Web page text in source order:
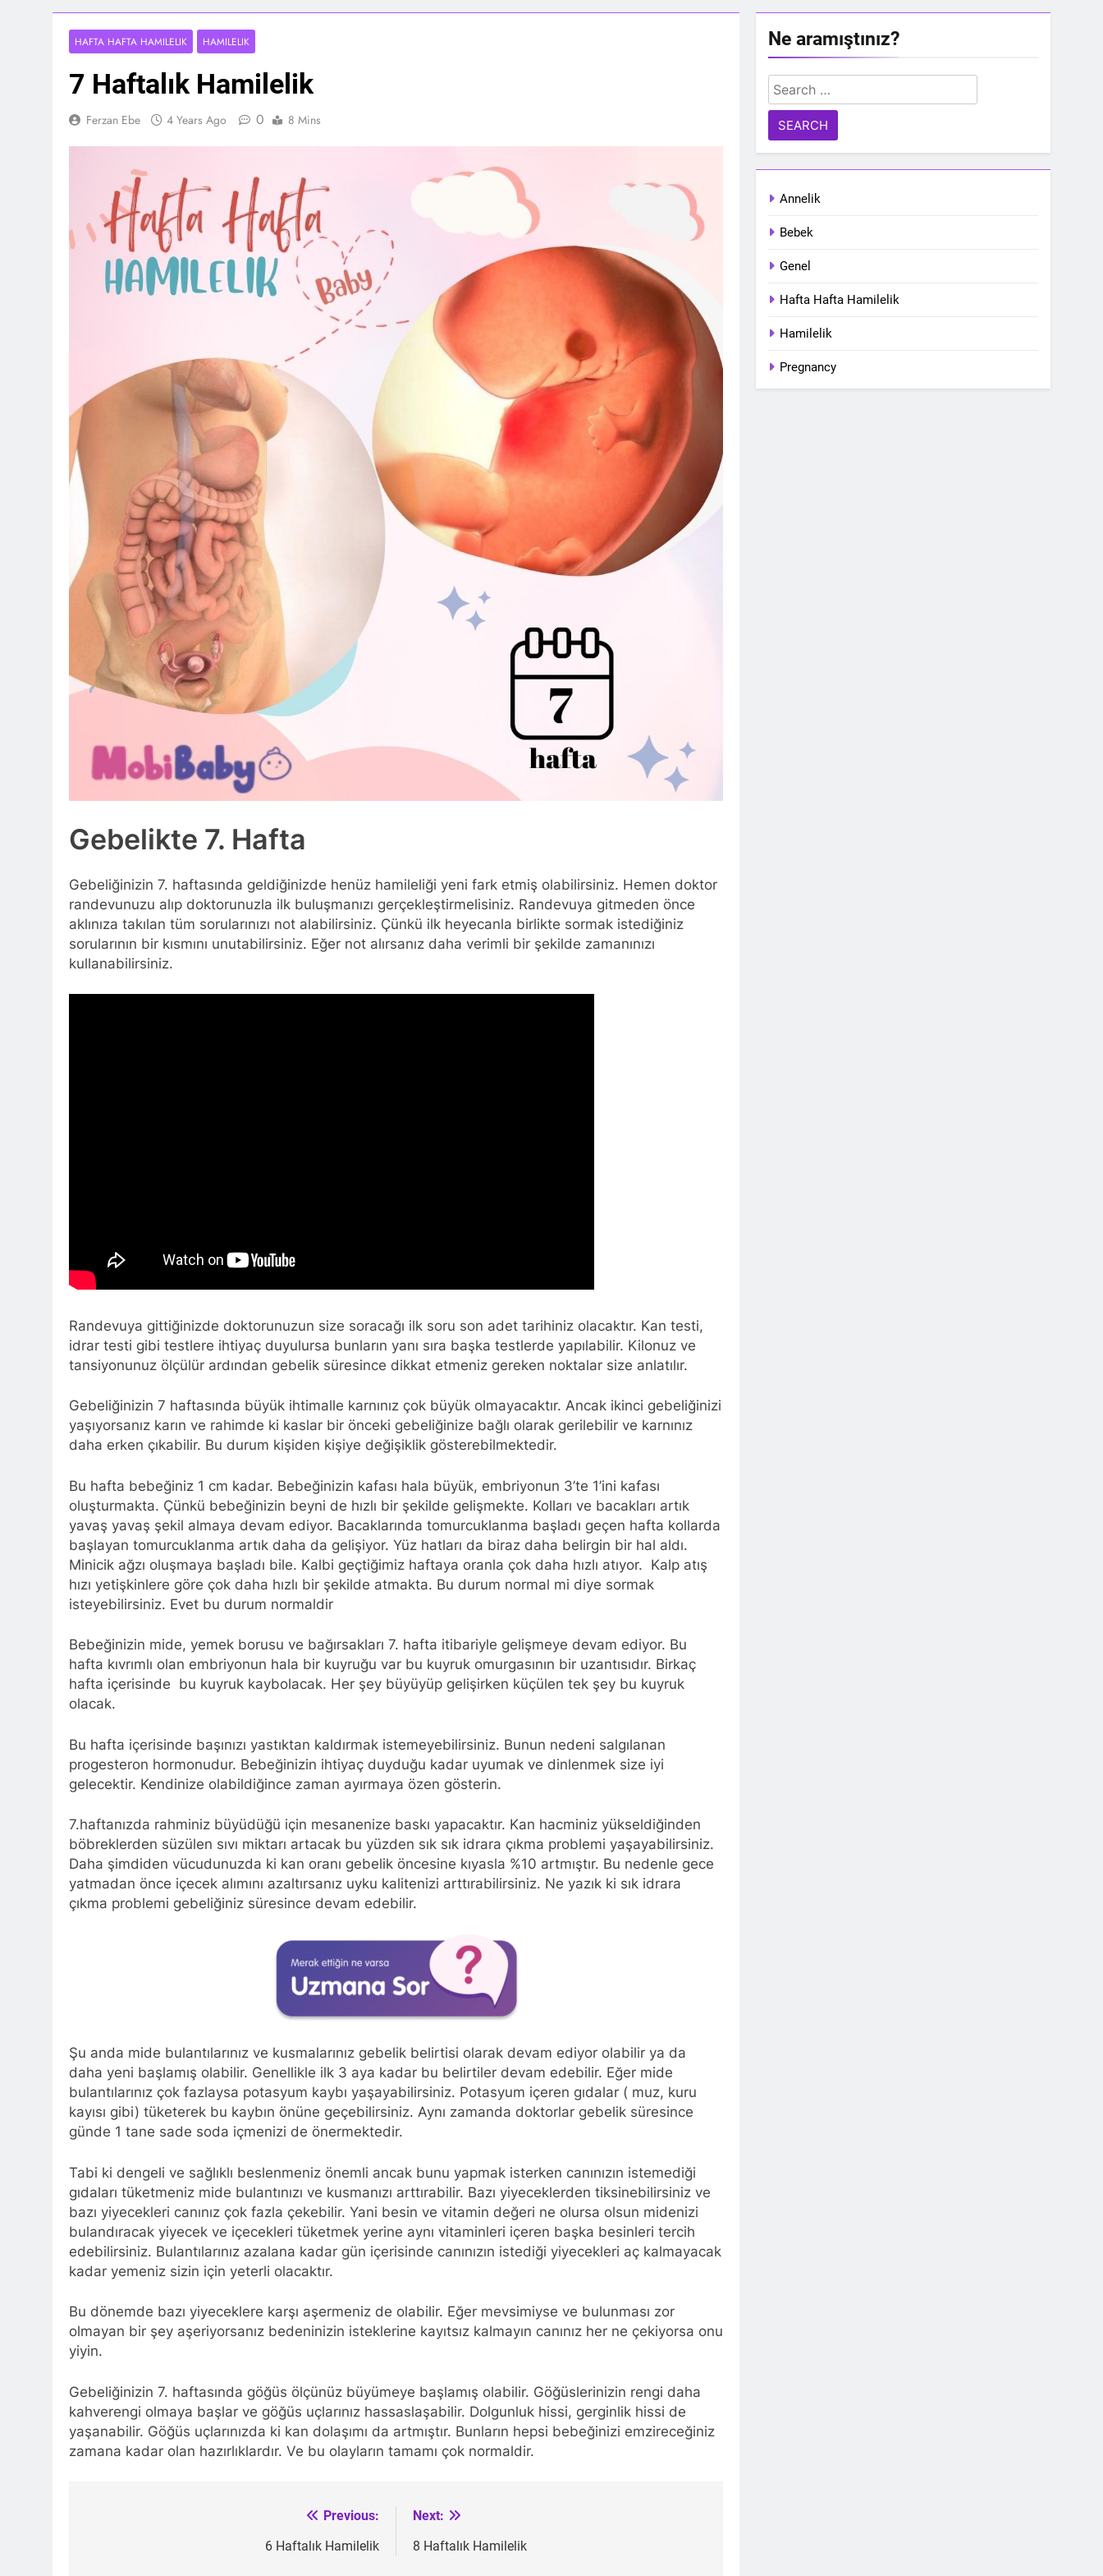
HAFTA HAFTA HAMILELIK HAMILELIK
7 Haftalık Hamilelik
Ferzan Ebe 4 Years Ago 0 8 Mins
Gebelikte 7. Hafta
Gebeliğinizin 7. haftasında geldiğinizde henüz hamileliği yeni fark etmiş olabilirsiniz. Hemen doktor
randevunuzu alıp doktorunuzla ilk buluşmanızı gerçekleştirmelisiniz. Randevuya gitmeden önce
aklınıza takılan tüm sorularınızı not alabilirsiniz. Çünkü ilk heyecanla birlikte sormak istediğiniz
sorularının bir kısmını unutabilirsiniz. Eğer not alırsanız daha verimli bir şekilde zamanınızı
kullanabilirsiniz.
Randevuya gittiğinizde doktorunuzun size soracağı ilk soru son adet tarihiniz olacaktır. Kan testi,
idrar testi gibi testlere ihtiyaç duyulursa bunların yanı sıra başka testlerde yapılabilir. Kilonuz ve
tansiyonunuz ölçülür ardından gebelik süresince dikkat etmeniz gereken noktalar size anlatılır.
Gebeliğinizin 7 haftasında büyük ihtimalle karnınız çok büyük olmayacaktır. Ancak ikinci gebeliğinizi
yaşıyorsanız karın ve rahimde ki kaslar bir önceki gebeliğinize bağlı olarak gerilebilir ve karnınız
daha erken çıkabilir. Bu durum kişiden kişiye değişiklik gösterebilmektedir.
Bu hafta bebeğiniz 1 cm kadar. Bebeğinizin kafası hala büyük, embriyonun 3’te 1’ini kafası
oluşturmakta. Çünkü bebeğinizin beyni de hızlı bir şekilde gelişmekte. Kolları ve bacakları artık
yavaş yavaş şekil almaya devam ediyor. Bacaklarında tomurcuklanma başladı geçen hafta kollarda
başlayan tomurcuklanma artık daha da gelişiyor. Yüz hatları da biraz daha belirgin bir hal aldı.
Minicik ağzı oluşmaya başladı bile. Kalbi geçtiğimiz haftaya oranla çok daha hızlı atıyor. Kalp atış
hızı yetişkinlere göre çok daha hızlı bir şekilde atmakta. Bu durum normal mi diye sormak
isteyebilirsiniz. Evet bu durum normaldir
Bebeğinizin mide, yemek borusu ve bağırsakları 7. hafta itibariyle gelişmeye devam ediyor. Bu
hafta kıvrımlı olan embriyonun hala bir kuyruğu var bu kuyruk omurgasının bir uzantısıdır. Birkaç
hafta içerisinde bu kuyruk kaybolacak. Her şey büyüyüp gelişirken küçülen tek şey bu kuyruk
olacak.
Bu hafta içerisinde başınızı yastıktan kaldırmak istemeyebilirsiniz. Bunun nedeni salgılanan
progesteron hormonudur. Bebeğinizin ihtiyaç duyduğu kadar uyumak ve dinlenmek size iyi
gelecektir. Kendinize olabildiğince zaman ayırmaya özen gösterin.
7.haftanızda rahminiz büyüdüğü için mesanenize baskı yapacaktır. Kan hacminiz yükseldiğinden
böbreklerden süzülen sıvı miktarı artacak bu yüzden sık sık idrara çıkma problemi yaşayabilirsiniz.
Daha şimdiden vücudunuzda ki kan oranı gebelik öncesine kıyasla %10 artmıştır. Bu nedenle gece
yatmadan önce içecek alımını azaltırsanız uyku kalitenizi arttırabilirsiniz. Ne yazık ki sık idrara
çıkma problemi gebeliğiniz süresince devam edebilir.
Şu anda mide bulantılarınız ve kusmalarınız gebelik belirtisi olarak devam ediyor olabilir ya da
daha yeni başlamış olabilir. Genellikle ilk 3 aya kadar bu belirtiler devam edebilir. Eğer mide
bulantılarınız çok fazlaysa potasyum kaybı yaşayabilirsiniz. Potasyum içeren gıdalar ( muz, kuru
kayısı gibi) tüketerek bu kaybın önüne geçebilirsiniz. Aynı zamanda doktorlar gebelik süresince
günde 1 tane sade soda içmenizi de önermektedir.
Tabi ki dengeli ve sağlıklı beslenmeniz önemli ancak bunu yapmak isterken canınızın istemediği
gıdaları tüketmeniz mide bulantınızı ve kusmanızı arttırabilir. Bazı yiyeceklerden tiksinebilirsiniz ve
bazı yiyecekleri canınız çok fazla çekebilir. Yani besin ve vitamin değeri ne olursa olsun midenizi
bulandıracak yiyecek ve içecekleri tüketmek yerine aynı vitaminleri içeren başka besinleri tercih
edebilirsiniz. Bulantılarınız azalana kadar gün içerisinde canınızın istediği yiyecekleri aç kalmayacak
kadar yemeniz sizin için yeterli olacaktır.
Bu dönemde bazı yiyeceklere karşı aşermeniz de olabilir. Eğer mevsimiyse ve bulunması zor
olmayan bir şey aşeriyorsanız bedeninizin isteklerine kayıtsız kalmayın canınız her ne çekiyorsa onu
yiyin.
Gebeliğinizin 7. haftasında göğüs ölçünüz büyümeye başlamış olabilir. Göğüslerinizin rengi daha
kahverengi olmaya başlar ve göğüs uçlarınız hassaslaşabilir. Dolgunluk hissi, gerginlik hissi de
yaşanabilir. Göğüs uçlarınızda ki kan dolaşımı da artmıştır. Bunların hepsi bebeğinizi emzireceğiniz
zamana kadar olan hazırlıklardır. Ve bu olayların tamamı çok normaldir.
Previous:
6 Haftalık Hamilelik
Next:
8 Haftalık Hamilelik
Ne aramıştınız?
Search
for:
Annelik
Bebek
Genel
Hafta Hafta Hamilelik
Hamilelik
Pregnancy